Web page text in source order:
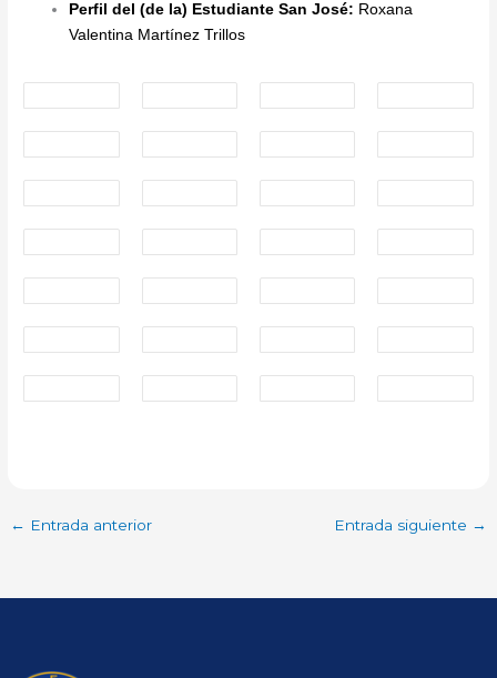
Perfil del (de la) Estudiante San José: Roxana
Valentina Martínez Trillos
← Entrada anterior Entrada siguiente →